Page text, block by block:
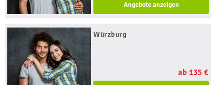
Angebote anzeigen
Würzburg
ab 135 €